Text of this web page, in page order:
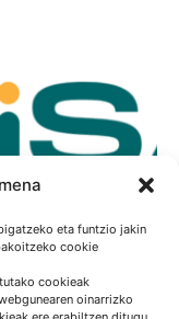
eta funtzio jakin
cookie
cookieak
oinarrizko